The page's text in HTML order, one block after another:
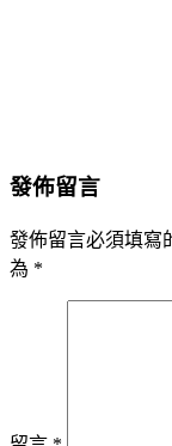
發佈留言
發佈留言必須填寫
為 *